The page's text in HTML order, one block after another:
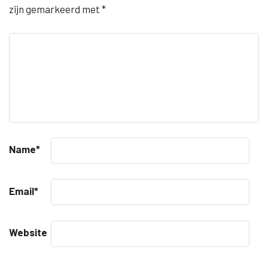
zijn gemarkeerd met *
Name*
Email*
Website